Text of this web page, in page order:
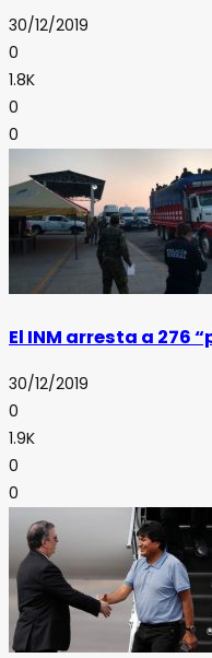
30/12/2019
0
1.8K
0
0
El INM arresta a 276
30/12/2019
0
1.9K
0
0